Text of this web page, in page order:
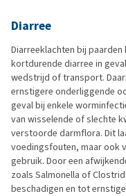
Diarree
Diarreeklachten bij
kortdurende diarree in
wedstrijd of transport.
ernstigere onderliggende
geval bij enkele
van wisselende of slechte
verstoorde darmflora. Dit
voedingsfouten, maar ook
gebruik. Door een
zoals Salmonella of
beschadigen en tot